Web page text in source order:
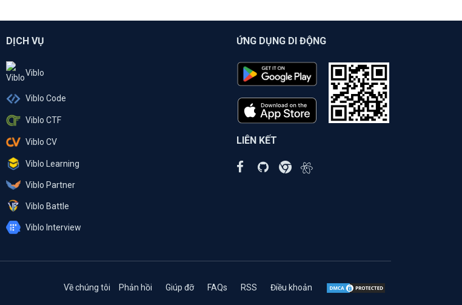
DỊCH VỤ
Viblo
Viblo Code
Viblo CTF
Viblo CV
Viblo Learning
Viblo Partner
Viblo Battle
Viblo Interview
ỨNG DỤNG DI ĐỘNG
LIÊN KẾT
Về chúng tôi Phản hồi Giúp đỡ FAQs RSS Điều khoản